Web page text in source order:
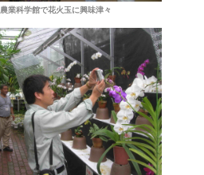
農業科学館で花火玉に興味津々